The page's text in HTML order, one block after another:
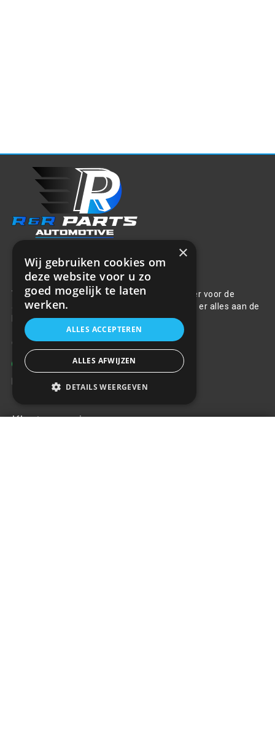
Over ons
Welkom bij R&R Parts Automotive, uw partner voor de
aanschaf van alle auto accessoires. Wij doen er alles aan de
beste selectie, service & prijs te bieden.
Contact
+31(0)85 486 83 17
info@rrparts.nl
Klantenservice
×
Wij gebruiken cookies om
deze website voor u zo
goed mogelijk te laten
werken.
ALLES ACCEPTEREN
ALLES AFWIJZEN
DETAILS WEERGEVEN